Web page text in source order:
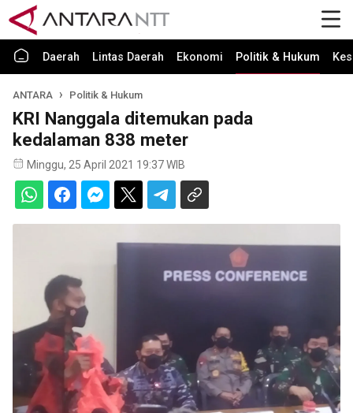
Daerah Lintas Daerah Ekonomi Politik & Hukum
ANTARA Politik & Hukum
KRI Nanggala ditemukan pada
kedalaman 838 meter
Minggu, 25 April 2021 19:37 WIB